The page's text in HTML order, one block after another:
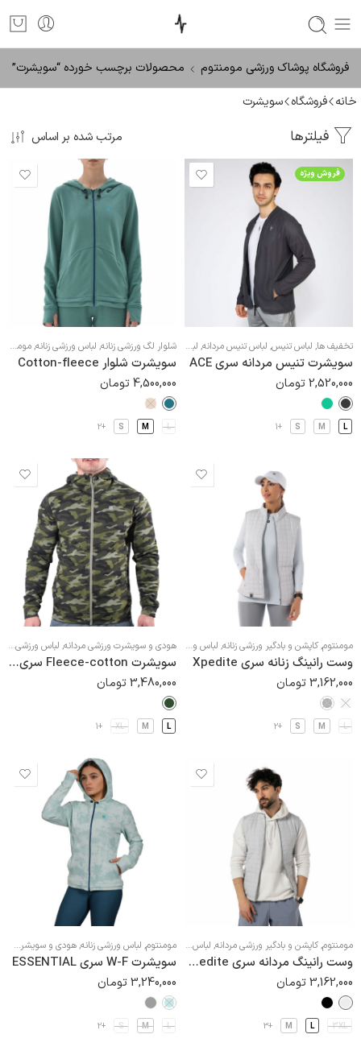
فروشگاه پوشاک ورزشی مومنتوم
محصولات برچسب خورده “سویشرت”
خانه فروشگاه سویشرت
فیلترها مرتب شده بر اساس
فروش ویژه
تخفیف ها, لباس تنیس, لباس تنیس مردانه, لباس ورزشی مردانه ,هودی و سویشرت ورزشی مردانه
سویشرت تنیس مردانه سری ACE
2,520,000تومان
L
M
S
+1
شلوار لگ ورزشی زنانه, لباس ورزشی زنانه,مومنتوم
سویشرت شلوار Cotton-fleece
4,500,000تومان
L
M
S
+2
مومنتوم,کاپشن و بادگیر ورزشی زنانه, لباس ورزشی زنانه
وست رانینگ زنانه سری Xpedite
3,162,000تومان
L
M
S
+2
هودی و سویشرت ورزشی مردانه, لباس ورزشی مردانه
سویشرت Fleece-cotton سری Essential
3,480,000تومان
L
M
XL
+1
مومنتوم,کاپشن و بادگیر ورزشی مردانه, لباس ورزشی مردانه
وست رانینگ مردانه سری Xpedite
3,162,000تومان
3XL
L
M
+3
مومنتوم, لباس ورزشی زنانه,هودی و سویشرت ورزشی زنانه
سویشرت W-F سری ESSENTIAL
3,240,000تومان
L
M
S
+2